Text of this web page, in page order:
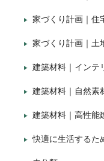
家づくり計画｜住
家づくり計画｜土
建築材料｜インテ
建築材料｜自然素
建築材料｜高性能
快適に生活するた